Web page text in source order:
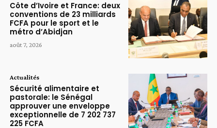
Côte d’Ivoire et France: deux
conventions de 23 milliards
FCFA pour le sport et le
métro d’Abidjan
août 7, 2026
Actualités
Sécurité alimentaire et
pastorale: le Sénégal
approuver une enveloppe
exceptionnelle de 7 202 737
225 FCFA